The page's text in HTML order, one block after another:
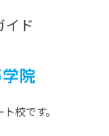
イド
校です。